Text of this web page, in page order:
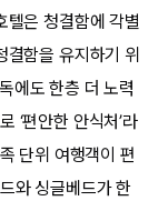
은 청결함에 각별
결함을 유지하기 위
에도 한층 더 노력
‘편안한 안식처’라
단위 여행객이 편
와 싱글베드가 한